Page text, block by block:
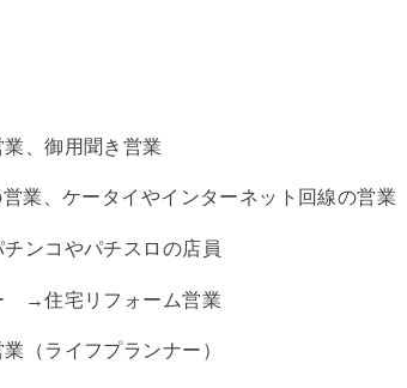
、御用聞き営業
業、ケータイやインターネット回線の営業
ンコやパチスロの店員
→住宅リフォーム営業
（ライフプランナー）